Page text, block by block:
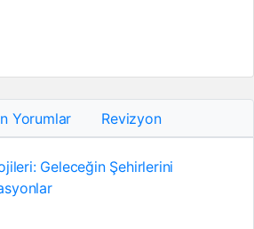
Yorumlar Revizyon
Geleceğin Şehirlerini